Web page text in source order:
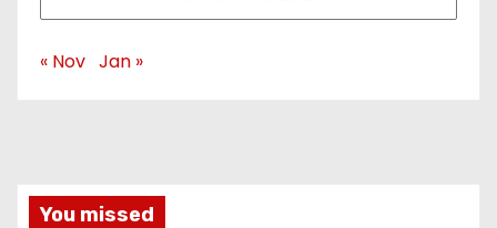
« Nov Jan »
You missed